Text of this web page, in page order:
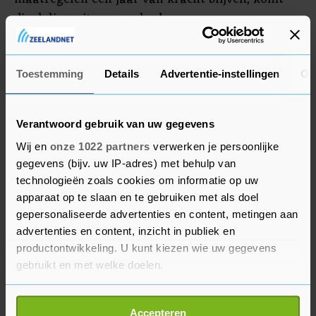
Toestemming Details Advertentie-instellingen
Verantwoord gebruik van uw gegevens
Wij en onze 1022 partners verwerken je persoonlijke
gegevens (bijv. uw IP-adres) met behulp van
technologieën zoals cookies om informatie op uw
apparaat op te slaan en te gebruiken met als doel
gepersonaliseerde advertenties en content, metingen aan
advertenties en content, inzicht in publiek en
productontwikkeling. U kunt kiezen wie uw gegevens
gebruikt en met welke doelen.
Als u het toestaat, willen we ook graag:
Accepteren
die daling uit op een derde.
Herstel
Na 2020 voorziet het KiM een geleidelijk herstel
dat langer op zich laten wachten, als de
beperkingen nog het hele jaar duren en een diepe
recessie volgt. In dat geval moet rekening worden
gehouden met een krimp van het vrachtverkeer
van 5 procent tussen nu en 2025.
Het KiM brengt wel in herinnering dat de
scenario's die het CPB beschrijft met veel
onzekerheid zijn omgeven, en dat dit dus ook
geldt voor de eigen prognoses. Ook is onbekend